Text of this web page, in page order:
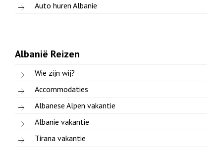
Auto huren Albanie
Albanië Reizen
Wie zijn wij?
Accommodaties
Albanese Alpen vakantie
Albanie vakantie
Tirana vakantie